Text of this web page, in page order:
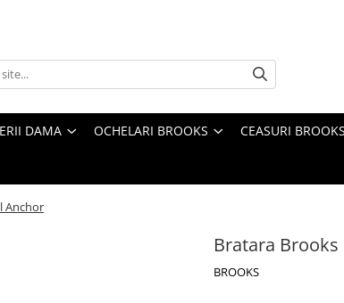
DAMA OCHELARI BROOKS CEASURI BROOKS
Anchor
Bratara
BROOKS